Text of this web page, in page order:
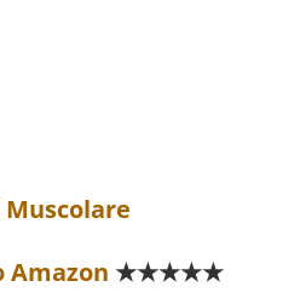
Amazon ★★★★★